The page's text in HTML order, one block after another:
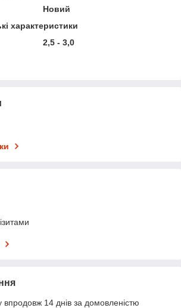
Новий
характеристики
2,5 - 3,0
14 днів за домовленістю